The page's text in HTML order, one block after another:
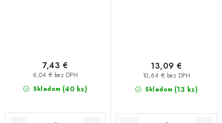
Skladom (40 ks)
6,04 € bez DPH
7,43 €
Skladom (13 ks)
10,64 € bez DPH
13,09 €